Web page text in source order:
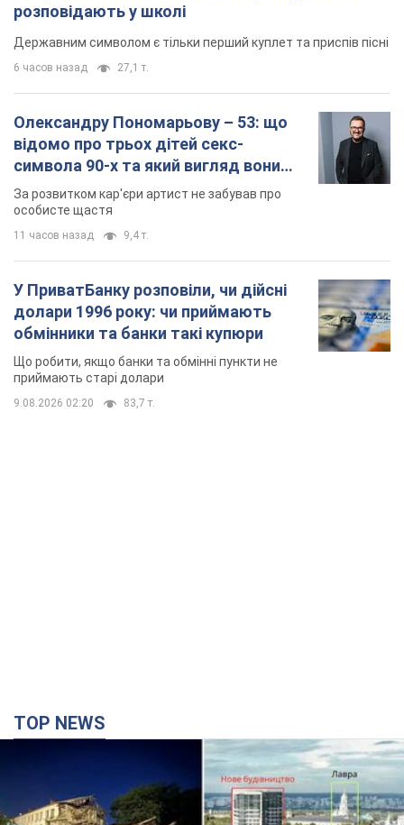
розповідають у школі
Державним символом є тільки перший куплет та приспів пісні
6 часов назад 27,1 т.
Олександру Пономарьову – 53: що
відомо про трьох дітей секс-
символа 90-х та який вигляд вони
мають
За розвитком кар'єри артист не забував про
особисте щастя
11 часов назад 9,4 т.
У ПриватБанку розповіли, чи дійсні
долари 1996 року: чи приймають
обмінники та банки такі купюри
Що робити, якщо банки та обмінні пункти не
приймають старі долари
9.08.2026 02:20 83,7 т.
TOP NEWS